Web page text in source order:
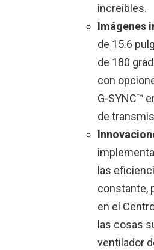
increíbles.
Imágenes
de 15.6
de 180
con
G-SYNC™
de
las
constante,
en el
las cosas
ventilador